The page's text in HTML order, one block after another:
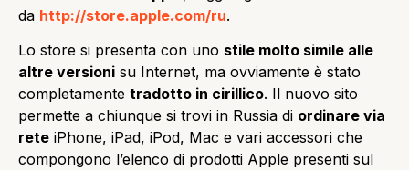
da http://store.apple.com/ru.
Lo store si presenta con uno stile molto simile alle
altre versioni su Internet, ma ovviamente è stato
completamente tradotto in cirillico. Il nuovo sito
permette a chiunque si trovi in Russia di ordinare via
rete iPhone, iPad, iPod, Mac e vari accessori che
compongono l’elenco di prodotti Apple presenti sul